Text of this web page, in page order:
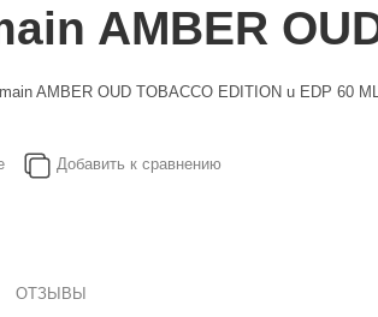
AMBER
AMBER OUD TOBACCO EDITION u EDP 60
Добавить к сравнению
ОТЗЫВЫ